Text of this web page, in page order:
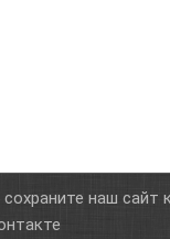
наш сайт